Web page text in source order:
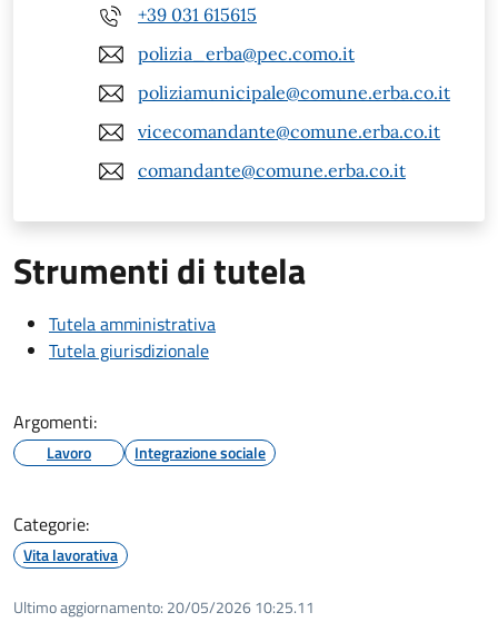
+39 031 615615
polizia_erba@pec.como.it
poliziamunicipale@comune.erba.co.it
vicecomandante@comune.erba.co.it
comandante@comune.erba.co.it
Strumenti di tutela
Tutela amministrativa
Tutela giurisdizionale
Argomenti:
Lavoro Integrazione sociale
Categorie:
Vita lavorativa
Ultimo aggiornamento: 20/05/2026 10:25.11